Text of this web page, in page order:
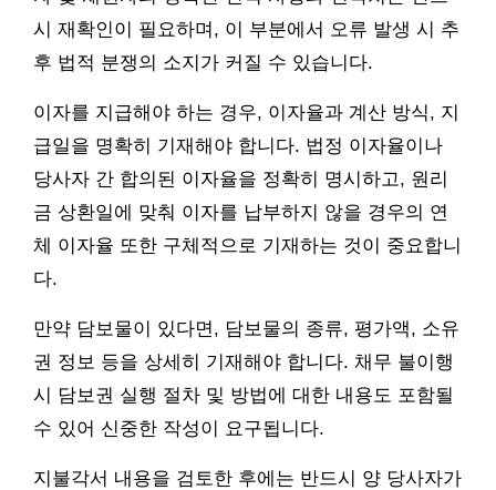
시 재확인이 필요하며, 이 부분에서 오류 발생 시 추
후 법적 분쟁의 소지가 커질 수 있습니다.
이자를 지급해야 하는 경우, 이자율과 계산 방식, 지
급일을 명확히 기재해야 합니다. 법정 이자율이나
당사자 간 합의된 이자율을 정확히 명시하고, 원리
금 상환일에 맞춰 이자를 납부하지 않을 경우의 연
체 이자율 또한 구체적으로 기재하는 것이 중요합니
다.
만약 담보물이 있다면, 담보물의 종류, 평가액, 소유
권 정보 등을 상세히 기재해야 합니다. 채무 불이행
시 담보권 실행 절차 및 방법에 대한 내용도 포함될
수 있어 신중한 작성이 요구됩니다.
지불각서 내용을 검토한 후에는 반드시 양 당사자가